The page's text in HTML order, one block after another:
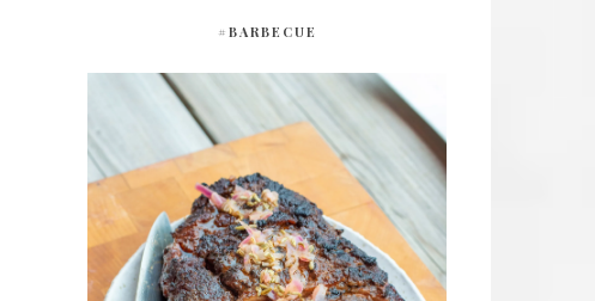
#BARBECUE